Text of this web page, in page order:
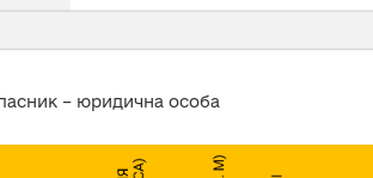
– юридична особа